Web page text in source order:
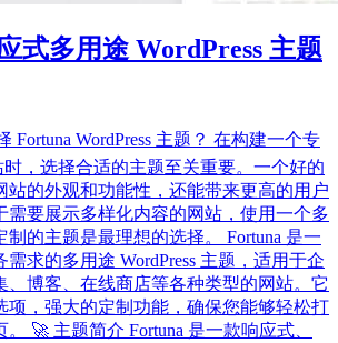
式多用途 WordPress 主题
Fortuna WordPress 主题？ 在构建一个专
时，选择合适的主题至关重要。一个好的
站的外观和功能性，还能带来更高的用户
需要展示多样化内容的网站，使用一个多
的主题是最理想的选择。 Fortuna 是一
求的多用途 WordPress 主题，适用于企
、博客、在线商店等各种类型的网站。它
项，强大的定制功能，确保您能够轻松打
🚀 主题简介 Fortuna 是一款响应式、